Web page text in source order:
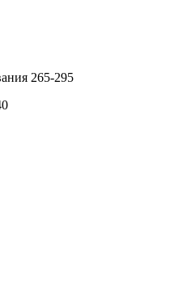
265-295